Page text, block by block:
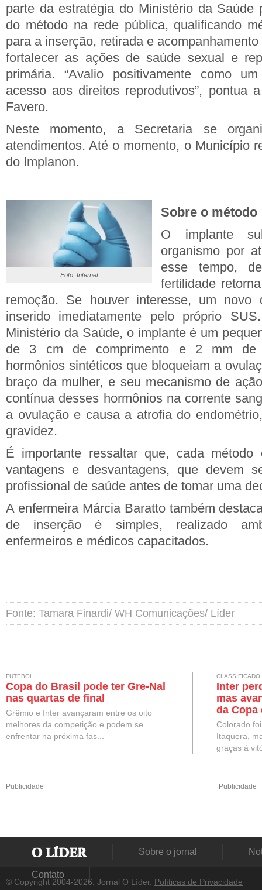
parte da estratégia do Ministério da Saúde
do método na rede pública, qualificando
para a inserção, retirada e
fortalecer as ações de saúde sexual e
primária. “Avalio positivamente como
acesso aos direitos reprodutivos”, pontua
Favero.
Neste momento, a Secretaria se
atendimentos. Até o momento, o Município
do Implanon.
Foto: Internet
Sobre o método
O implante
organismo por
esse tempo,
fertilidade
remoção. Se houver interesse, um novo
inserido imediatamente pelo próprio
Ministério da Saúde, o implante é um
de 3 cm de comprimento e 2 mm de
hormônios sintéticos que bloqueiam a
braço da mulher, e seu mecanismo de
contínua desses hormônios na corrente
a ovulação e causa a atrofia do
gravidez.
É importante ressaltar que, cada método
vantagens e desvantagens, que devem
profissional de saúde antes de tomar uma
A enfermeira Márcia Baratto também
de inserção é simples, realizado
enfermeiros e médicos capacitados.
Fonte: Tamara Finardi/ WH Comunicações/ Líder
FUTEBOL
Copa do Brasil pode ter Gre-Nal
nas quartas de final
Grêmio e Inter avançaram entre os oito
melhores da competição e podem se
enfrentar na próxima fas...
CLASSIFICADO
Inter
mas
da Copa
Colorado
Itaquera,
graças à
Publicidade Publicidade
Sobre o jornal
Contato
© Copyright 2004-2026. Jornal O Líder. Políticas de Privacidade